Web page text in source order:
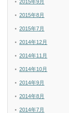
2015年9月
2015年8月
2015年7月
2014年12月
2014年11月
2014年10月
2014年9月
2014年8月
2014年7月